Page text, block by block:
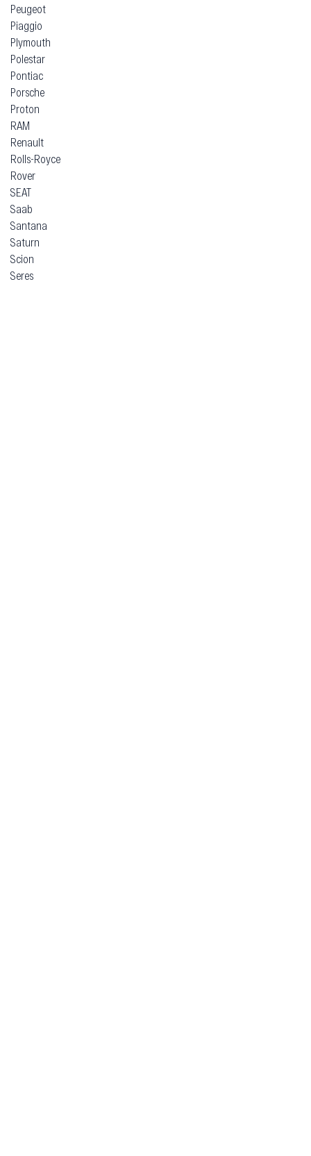
Peugeot
Piaggio
Plymouth
Polestar
Pontiac
Porsche
Proton
RAM
Renault
Rolls-Royce
Rover
SEAT
Saab
Santana
Saturn
Scion
Seres